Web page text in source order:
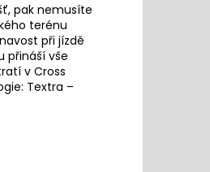
pak nemusíte
terénu
při jízdě
přináší vše
v Cross
Textra –